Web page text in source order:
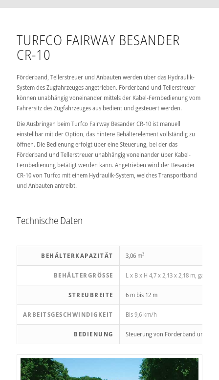
TURFCO FAIRWAY BESANDER
CR-10
Förderband, Tellerstreuer und Anbauten werden über das Hydraulik-
System des Zugfahrzeuges angetrieben. Förderband und Tellerstreuer
können unabhängig voneinander mittels der Kabel-Fernbedienung vom
Fahrersitz des Zugfahrzeuges aus bedient und gesteuert werden.
Die Ausbringen beim Turfco Fairway Besander CR-10 ist manuell
einstellbar mit der Option, das hintere Behälterelement vollständig zu
öffnen. Die Bedienung erfolgt über eine Steuerung, bei der das
Förderband und Tellerstreuer unabhängig voneinander über Kabel-
Fernbedienung betätigt werden kann. Angetrieben wird der Besander
CR-10 von Turfco mit einem Hydraulik-System, welches Transportband
und Anbauten antreibt.
Technische Daten
BEHÄLTERKAPAZITÄT 3,06 m³
BEHÄLTERGRÖSSE L x B x H 4,7 x 2,13 x 2,18 m,
STREUBREITE 6 m bis 12 m
ARBEITSGESCHWINDIGKEIT Bis 9,6 km/h
BEDIENUNG Steuerung von Förderband und